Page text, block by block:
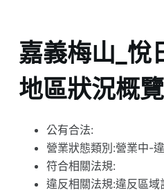
嘉義梅山_悅
地區狀況概覽
公有合法:
營業狀態類別:營業中-
符合相關法規:
違反相關法規:違反區域